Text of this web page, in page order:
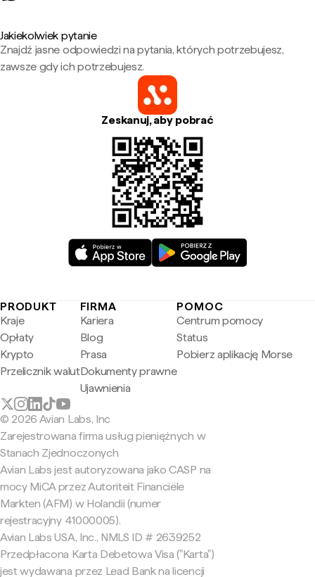
Jakiekolwiek pytanie
Znajdź jasne odpowiedzi na pytania, których potrzebujesz,
zawsze gdy ich potrzebujesz.
Zeskanuj, aby pobrać
PRODUKT
Kraje
Opłaty
Krypto
Przelicznik walut
FIRMA
Kariera
Blog
Prasa
Dokumenty prawne
Ujawnienia
POMOC
Centrum pomocy
Status
Pobierz aplikację Morse
© 2026 Avian Labs, Inc
Zarejestrowana firma usług pieniężnych w
Stanach Zjednoczonych
Avian Labs jest autoryzowana jako CASP na
mocy MiCA przez Autoriteit Financiële
Markten (AFM) w Holandii (numer
rejestracyjny 41000005).
Avian Labs USA, Inc., NMLS ID # 2639252
Przedpłacona Karta Debetowa Visa ("Karta")
jest wydawana przez Lead Bank na licencji